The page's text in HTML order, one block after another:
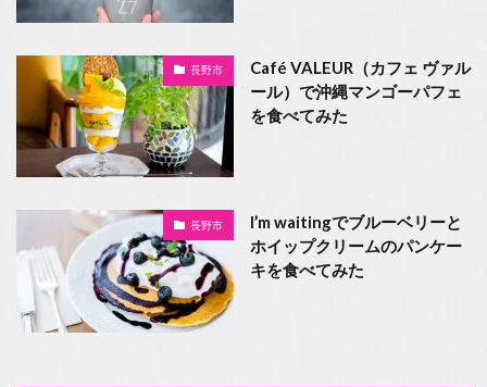
長野市
Café VALEUR（カフェ ヴァル
ール）で沖縄マンゴーパフェ
を食べてみた
長野市
I’m waitingでブルーベリーと
ホイップクリームのパンケー
キを食べてみた